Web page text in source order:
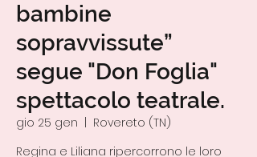
bambine
sopravvissute”
segue "Don Foglia"
spettacolo teatrale.
gio 25 gen
Rovereto (TN)
Regina e Liliana ripercorrono le loro